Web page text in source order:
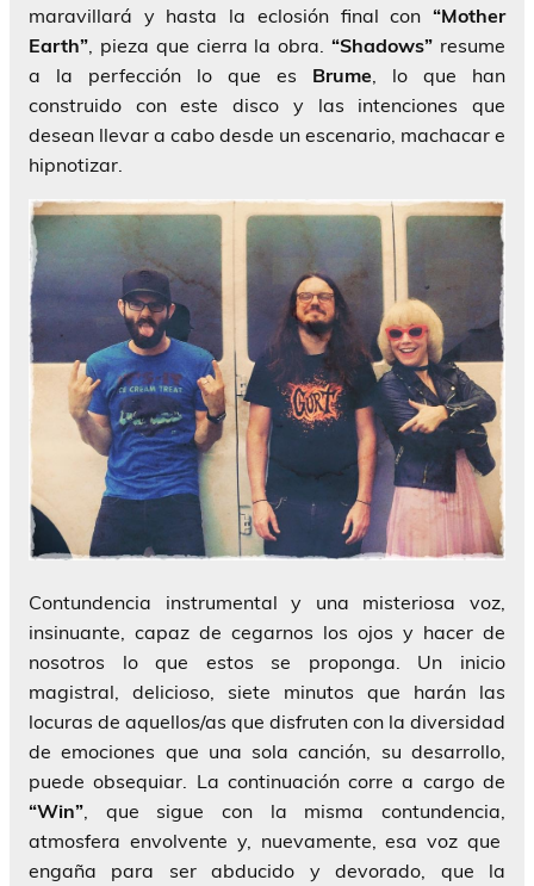
maravillará y hasta la eclosión final con “Mother
Earth” , pieza que cierra la obra.“Shadows” resume
a la perfección lo que es Brume , lo que han
construido con este disco y las intenciones que
desean llevar a cabo desde un escenario, machacar e
hipnotizar.
Contundencia instrumental y una misteriosa voz,
insinuante, capaz de cegarnos los ojos y hacer de
nosotros lo que estos se proponga. Un inicio
magistral, delicioso, siete minutos que harán las
locuras de aquellos/as que disfruten con la diversidad
de emociones que una sola canción, su desarrollo,
puede obsequiar. La continuación corre a cargo de
“Win” , que sigue con la misma contundencia,
atmosfera envolvente y, nuevamente, esa voz que
engaña para ser abducido y devorado, que la